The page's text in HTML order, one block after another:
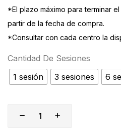
*El plazo máximo para terminar
partir de la fecha de compra.
*Consultar con cada centro la
Cantidad De Sesiones
1 sesión
3 sesiones 6